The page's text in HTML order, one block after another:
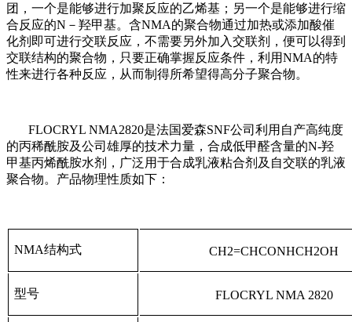
团，一个是能够进行加聚反应的乙烯基；另一个是能够进行缩
合反应的N －羟甲基。含NMA的聚合物通过加热或添加酸催
化剂即可进行交联反应，不需要另外加入交联剂，便可以得到
交联结构的聚合物，只要正确掌握反应条件，利用NMA的特
性来进行各种反应，从而制得所希望得高分子聚合物。
FLOCRYL NMA2820是法国爱森SNF公司利用自产高纯度
的丙稀酰胺及公司雄厚的技术力量，合成低甲醛含量的N-羟
甲基丙烯酰胺水剂，广泛用于合成乳液粘合剂及自交联的乳液
聚合物。产品物理性质如下：
NMA结构式 CH2=CHCONHCH2OH
型号 FLOCRYL NMA 2820